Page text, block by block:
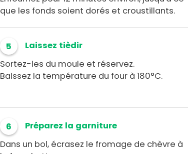
que les fonds soient dorés et croustillants.
5
Laissez tièdir
Sortez-les du moule et réservez.
Baissez la température du four à 180°C.
6
Préparez la garniture
Dans un bol, écrasez le fromage de chèvre à